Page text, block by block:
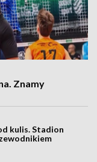
Znamy
kulis. Stadion